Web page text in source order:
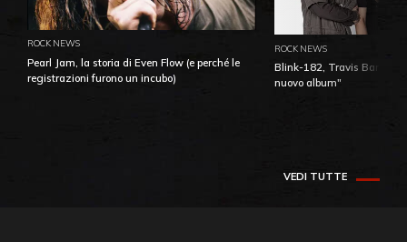
ROCK NEWS
Pearl Jam, la storia di Even Flow (e perché le
registrazioni furono un incubo)
ROCK NEWS
Blink-182, Travis Barker:
nuovo album"
VEDI TUTTE